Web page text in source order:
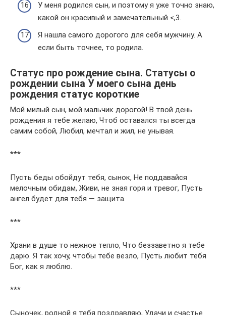
У меня родился сын, и поэтому я уже точно знаю,
какой он красивый и замечательный <,3.
Я нашла самого дорогого для себя мужчину. А
если быть точнее, то родила.
Статус про рождение сына. Статусы о
рождении сына У моего сына день
рождения статус короткие
Мой милый сын, мой мальчик дорогой! В твой день
рождения я тебе желаю, Чтоб оставался ты всегда
самим собой, Любил, мечтал и жил, не унывая.
***
Пусть беды обойдут тебя, сынок, Не поддавайся
мелочным обидам, Живи, не зная горя и тревог, Пусть
ангел будет для тебя — защита.
***
Храни в душе то нежное тепло, Что беззаветно я тебе
дарю. Я так хочу, чтобы тебе везло, Пусть любит тебя
Бог, как я люблю.
***
Сыночек, родной я тебя поздравляю, Удачи и счастье